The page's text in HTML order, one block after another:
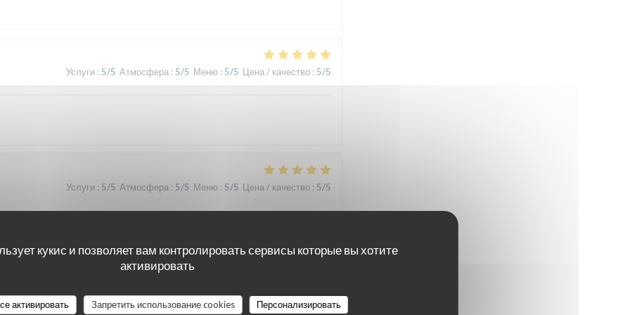
кукис и позволяет вам контролировать сервисы которые вы хотите
активировать
активировать Запретить использование cookies
Персонализировать
Услуги: 5/5 Атмосфера : 5/5 Меню : 5/5 Цена / качество: 5/5
Услуги: 5/5 Атмосфера : 5/5 Меню : 5/5 Цена / качество: 5/5
Услуги:5/5 Атмосфера:5 /5 Меню: 5/5 Цена / качество: 5/5